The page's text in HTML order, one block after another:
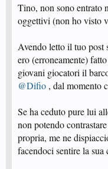
si bloccava, si spingeva, si
oggi in cui, salvo eccezioni,
il controtop...una noia
Tino, non sono entrato
oggettivi (non ho visto
Avendo letto il tuo post
ero (erroneamente)
giovani giocatori il
@Difio , dal momento
Se ha ceduto pure lui
non potendo
propria, me ne
facendoci sentire la sua